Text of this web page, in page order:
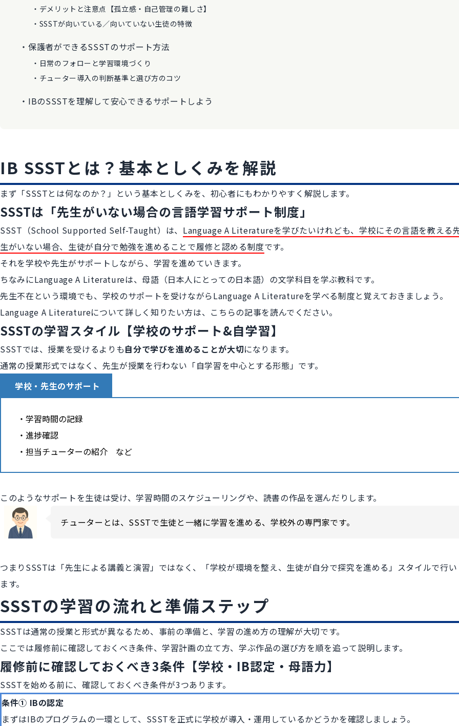
デメリットと注意点【孤立感・自己管理の難しさ】
SSSTが向いている／向いていない生徒の特徴
保護者ができるSSSTのサポート方法
日常のフォローと学習環境づくり
チューター導入の判断基準と選び方のコツ
IBのSSSTを理解して安心できるサポートしよう
IB SSSTとは？基本としくみを解説
まず「SSSTとは何なのか？」という基本としくみを、初心者にもわかりやすく解説します。
SSSTは「先生がいない場合の言語学習サポート制度」
SSST（School Supported Self-Taught）は、 Language A Literatureを学びたいけれども、学校にその言語を教える
生がいない場合、生徒が自分で勉強を進めることで履修と認める制度です。
それを学校や先生がサポートしながら、学習を進めていきます。
ちなみにLanguage A Literatureは、母語（日本人にとっての日本語）の文学科目を学ぶ教科です。
先生不在という環境でも、学校のサポートを受けながらLanguage A Literatureを学べる制度と覚えておきましょう。
Language A Literatureについて詳しく知りたい方は、 こちらの記事を読んでください。
SSSTの学習スタイル【学校のサポート&自学習】
SSSTでは、授業を受けるよりも自分で学びを進めることが大切になります。
通常の授業形式ではなく、先生が授業を行わない「自学習を中心とする形態」です。
学校・先生のサポート
学習時間の記録
進捗確認
担当チューターの紹介 など
このようなサポートを生徒は受け、学習時間のスケジューリングや、読書の作品を選んだりします。
チューターとは、SSSTで生徒と一緒に学習を進める、学校外の専門家です。
つまりSSSTは「先生による講義と演習」ではなく、「学校が環境を整え、生徒が自分で探究を進める」スタイルで行い
ます。
SSSTの学習の流れと準備ステップ
SSSTは通常の授業と形式が異なるため、事前の準備と、学習の進め方の理解が大切です。
ここでは履修前に確認しておくべき条件、学習計画の立て方、学ぶ作品の選び方を順を追って説明します。
履修前に確認しておくべき3条件【学校・IB認定・母語力】
SSSTを始める前に、確認しておくべき条件が3つあります。
条件① IBの認定
まずはIBのプログラムの一環として、SSSTを正式に学校が導入・運用しているかどうかを確認しましょう。